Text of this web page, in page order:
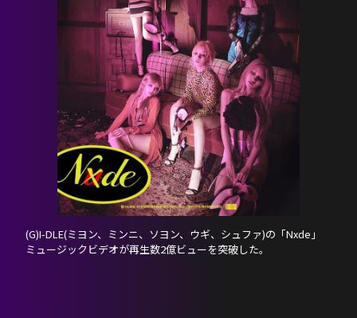
(G)I-DLE(ミヨン、ミンニ、ソヨン、ウギ、シュファ)の「Nxde」
ミュージックビデオが再生数2億ビューを突破した。
HOME
NEWS
PROFILE